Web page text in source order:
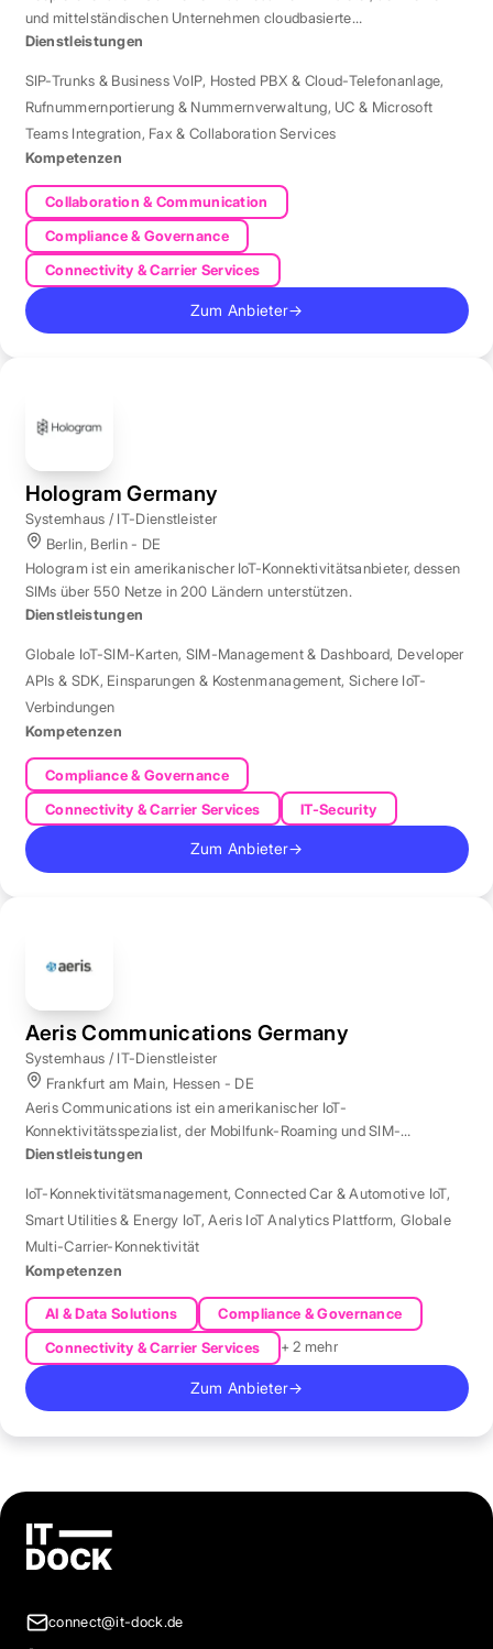
und mittelständischen Unternehmen cloudbasierte
Telefonielösungen bietet.
Dienstleistungen
SIP-Trunks & Business VoIP, Hosted PBX & Cloud-Telefonanlage,
Rufnummernportierung & Nummernverwaltung, UC & Microsoft
Teams Integration, Fax & Collaboration Services
Kompetenzen
Collaboration & Communication
Compliance & Governance
Connectivity & Carrier Services
Zum Anbieter→
Hologram Germany
Systemhaus / IT-Dienstleister
Berlin, Berlin - DE
Hologram ist ein amerikanischer IoT-Konnektivitätsanbieter, dessen
SIMs über 550 Netze in 200 Ländern unterstützen.
Dienstleistungen
Globale IoT-SIM-Karten, SIM-Management & Dashboard, Developer
APIs & SDK, Einsparungen & Kostenmanagement, Sichere IoT-
Verbindungen
Kompetenzen
Compliance & Governance
Connectivity & Carrier Services
IT-Security
Zum Anbieter→
Aeris Communications Germany
Systemhaus / IT-Dienstleister
Frankfurt am Main, Hessen - DE
Aeris Communications ist ein amerikanischer IoT-
Konnektivitätsspezialist, der Mobilfunk-Roaming und SIM-
Management in über 190 Ländern verwaltet.
Dienstleistungen
IoT-Konnektivitätsmanagement,Connected Car & Automotive IoT,
Smart Utilities & Energy IoT,Aeris IoT Analytics Plattform, Globale
Multi-Carrier-Konnektivität
Kompetenzen
AI & Data Solutions
Compliance & Governance
Connectivity & Carrier Services
+ 2 mehr
Zum Anbieter→
connect@it-dock.de